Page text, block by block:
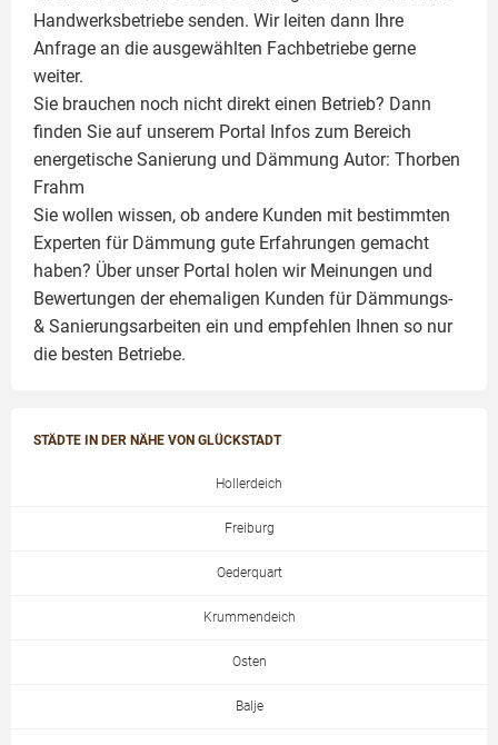
Handwerksbetriebe senden. Wir leiten dann Ihre
Anfrage an die ausgewählten Fachbetriebe gerne
weiter.
Sie brauchen noch nicht direkt einen Betrieb? Dann
finden Sie auf unserem Portal Infos zum Bereich
energetische Sanierung und Dämmung Autor: Thorben
Frahm
Sie wollen wissen, ob andere Kunden mit bestimmten
Experten für Dämmung gute Erfahrungen gemacht
haben? Über unser Portal holen wir Meinungen und
Bewertungen der ehemaligen Kunden für Dämmungs-
& Sanierungsarbeiten ein und empfehlen Ihnen so nur
die besten Betriebe.
STÄDTE IN DER NÄHE VON GLÜCKSTADT
Hollerdeich
Freiburg
Oederquart
Krummendeich
Osten
Balje